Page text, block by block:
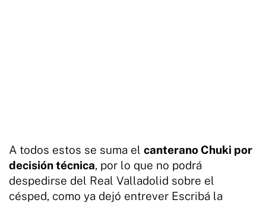
A todos estos se suma el canterano Chuki por
decisión técnica, por lo que no podrá
despedirse del Real Valladolid sobre el
césped, como ya dejó entrever Escribá la